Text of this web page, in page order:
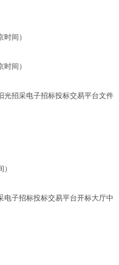
间）
间）
光招采电子招标投标交易平台文件
子招标投标交易平台开标大厅中